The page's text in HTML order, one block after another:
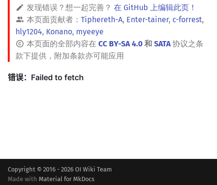
发现错误？想一起完善？ 在 GitHub 上编辑此页！
本页面贡献者： Tiphereth-A, Enter-tainer, c-forrest,
hly1204, Konano, myeeye
本页面的全部内容在 CC BY-SA 4.0 和 SATA协议之条
款下提供，附加条款亦可能应用
Copyright © 2016 - 2026 OI Wiki Team
Made with Material for MkDocs